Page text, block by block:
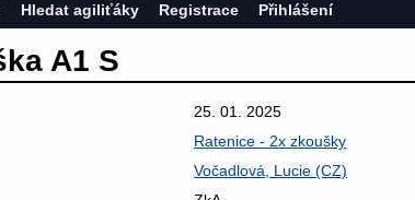
Hledat agiliťáky Registrace Přihlášení
A1 S
25. 01. 2025
Ratenice - 2x zkoušky
Vočadlová, Lucie (CZ)